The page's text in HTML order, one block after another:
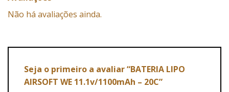
Não há avaliações ainda.
Seja o primeiro a avaliar “BATERIA LIPO
AIRSOFT WE 11.1v/1100mAh – 20C”